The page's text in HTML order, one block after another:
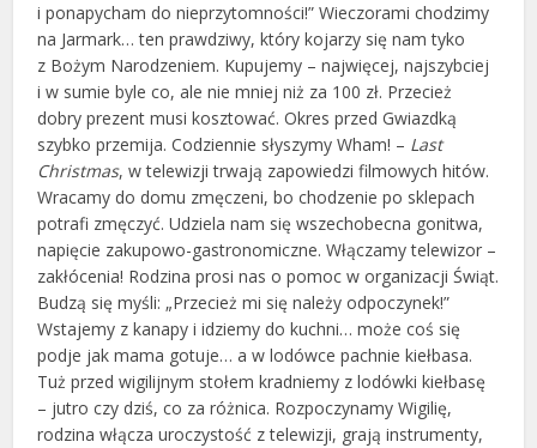
i ponapycham do nieprzytomności!” Wieczorami chodzimy
na Jarmark… ten prawdziwy, który kojarzy się nam tyko
z Bożym Narodzeniem. Kupujemy – najwięcej, najszybciej
i w sumie byle co, ale nie mniej niż za 100 zł. Przecież
dobry prezent musi kosztować. Okres przed Gwiazdką
szybko przemija. Codziennie słyszymy Wham! – Last
Christmas, w telewizji trwają zapowiedzi filmowych hitów.
Wracamy do domu zmęczeni, bo chodzenie po sklepach
potrafi zmęczyć. Udziela nam się wszechobecna gonitwa,
napięcie zakupowo-gastronomiczne. Włączamy telewizor –
zakłócenia! Rodzina prosi nas o pomoc w organizacji Świąt.
Budzą się myśli: „Przecież mi się należy odpoczynek!”
Wstajemy z kanapy i idziemy do kuchni… może coś się
podje jak mama gotuje… a w lodówce pachnie kiełbasa.
Tuż przed wigilijnym stołem kradniemy z lodówki kiełbasę
– jutro czy dziś, co za różnica. Rozpoczynamy Wigilię,
rodzina włącza uroczystość z telewizji, grają instrumenty,